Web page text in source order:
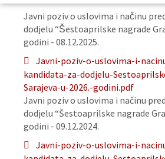
Javni poziv o uslovima i načinu
dodjelu “Šestoaprilske nagrade
godini - 08.12.2025.
Javni-poziv-o-uslovima-i-
kandidata-za-dodjelu-
Sarajeva-u-2026.-godini.pdf
Javni poziv o uslovima i načinu
dodjelu “Šestoaprilske nagrade
godini - 09.12.2024.
Javni-poziv-o-uslovima-i-